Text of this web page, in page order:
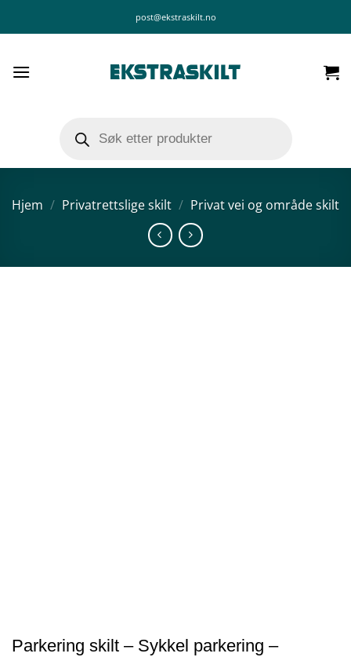
post@ekstraskilt.no
search
Hjem / Privatrettslige skilt / Privat vei og område skilt
Parkering skilt – Sykkel parkering –